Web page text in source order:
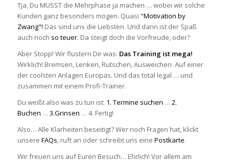
Tja, Du MUSST die Mehrphase ja machen … wobei wir solche
Kunden ganz besonders mögen. Quasi "Motivation by
Zwang"! Das sind uns die Liebsten. Und dann ist der Spaß
auch noch so teuer. Da steigt doch die Vorfreude, oder?
Aber Stopp! Wir flüstern Dir was: Das Training ist mega!
Wirklich! Bremsen, Lenken, Rutschen, Ausweichen. Auf einer
der coolsten Anlagen Europas. Und das total legal … und
zusammen mit einem Profi-Trainer.
Du weißt also was zu tun ist: 1. Termine suchen … 2.
Buchen … 3.Grinsen … 4. Fertig!
Also… Alle Klarheiten beseitigt? Wer noch Fragen hat, klickt
unsere FAQs, ruft an oder schreibt uns eine Postkarte.
Wir freuen uns auf Euren Besuch… Ehrlich! Vor allem am